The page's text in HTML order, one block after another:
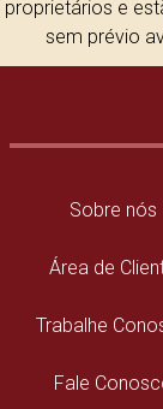
proprietários e
sem prévio
Sobre nós
Área de
Trabalhe
Fale